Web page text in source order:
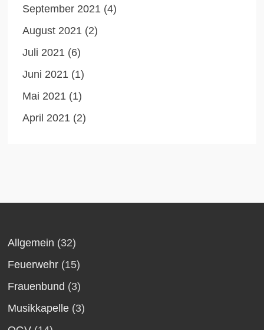
September 2021 (4)
August 2021 (2)
Juli 2021 (6)
Juni 2021 (1)
Mai 2021 (1)
April 2021 (2)
Allgemein (32)
Feuerwehr (15)
Frauenbund (3)
Musikkapelle (3)